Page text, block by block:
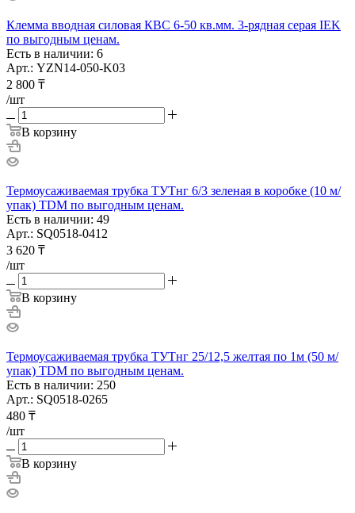
Клемма вводная силовая КВС 6-50 кв.мм. 3-рядная серая IEK
по выгодным ценам.
Есть в наличии: 6
Арт.: YZN14-050-K03
2 800 ₸
/шт
В корзину
Термоусаживаемая трубка ТУТнг 6/3 зеленая в коробке (10 м/
упак) TDM по выгодным ценам.
Есть в наличии: 49
Арт.: SQ0518-0412
3 620 ₸
/шт
В корзину
Термоусаживаемая трубка ТУТнг 25/12,5 желтая по 1м (50 м/
упак) TDM по выгодным ценам.
Есть в наличии: 250
Арт.: SQ0518-0265
480 ₸
/шт
В корзину